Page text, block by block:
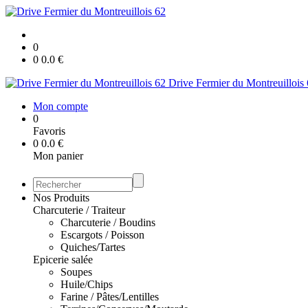
0
0 0.0 €
Drive Fermier du Montreuillois
Mon compte
0
Favoris
0 0.0 €
Mon panier
Nos Produits
Charcuterie / Traiteur
Charcuterie / Boudins
Escargots / Poisson
Quiches/Tartes
Epicerie salée
Soupes
Huile/Chips
Farine / Pâtes/Lentilles